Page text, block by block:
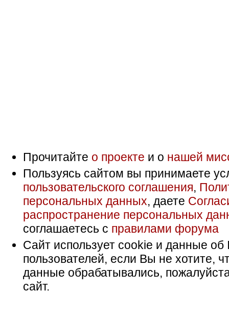
Прочитайте о проекте и о нашей
Пользуясь сайтом вы принимаете
пользовательского соглашения,
персональных данных, даете
распространение персональных
соглашаетесь с правилами форума
Сайт использует cookie и данные об
пользователей, если Вы не хотите,
данные обрабатывались,
сайт.